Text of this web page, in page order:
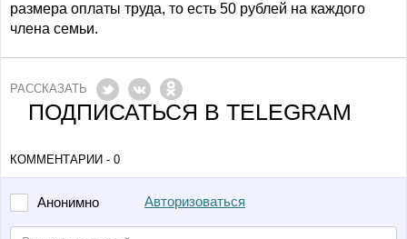
размера оплаты труда, то есть 50 рублей на каждого
члена семьи.
РАССКАЗАТЬ
ПОДПИСАТЬСЯ В TELEGRAM
КОММЕНТАРИИ - 0
Анонимно Авторизоваться